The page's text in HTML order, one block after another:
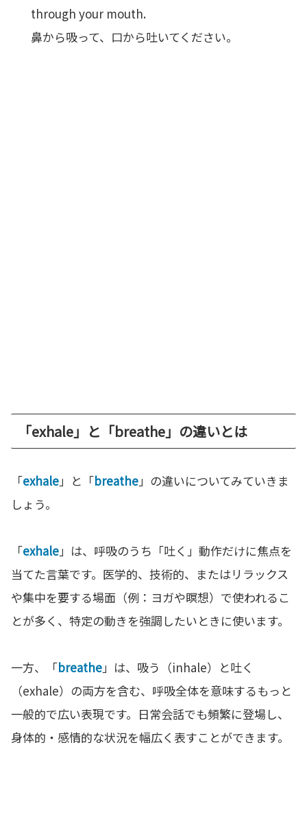
through your mouth.
鼻から吸って、口から吐いてください。
「exhale」と「breathe」の違いとは
「exhale」と「breathe」の違いについてみていきま
しょう。
「exhale」は、呼吸のうち「吐く」動作だけに焦点を
当てた言葉です。医学的、技術的、またはリラックス
や集中を要する場面（例：ヨガや瞑想）で使われるこ
とが多く、特定の動きを強調したいときに使います。
一方、「breathe」は、吸う（inhale）と吐く
（exhale）の両方を含む、呼吸全体を意味するもっと
一般的で広い表現です。日常会話でも頻繁に登場し、
身体的・感情的な状況を幅広く表すことができます。